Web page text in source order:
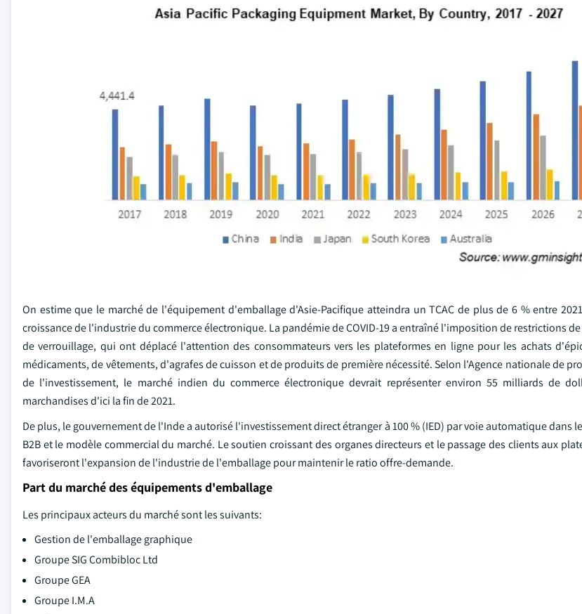
On estime que le marché de l'équipement d'emballage d'Asie-Pacifique atteindra un TCAC de plus de 6 % entre
croissance de l'industrie du commerce électronique. La pandémie de COVID-19 a entraîné l'imposition de restrictions
de verrouillage, qui ont déplacé l'attention des consommateurs vers les plateformes en ligne pour les achats
médicaments, de vêtements, d'agrafes de cuisson et de produits de première nécessité. Selon l'Agence nationale de
de l'investissement, le marché indien du commerce électronique devrait représenter environ 55 milliards de
marchandises d'ici la fin de 2021.
De plus, le gouvernement de l'Inde a autorisé l'investissement direct étranger à 100 % (IED) par voie automatique dans
B2B et le modèle commercial du marché. Le soutien croissant des organes directeurs et le passage des clients aux
favoriseront l'expansion de l'industrie de l'emballage pour maintenir le ratio offre-demande.
Part du marché des équipements d'emballage
Les principaux acteurs du marché sont les suivants:
Gestion de l'emballage graphique
Groupe SIG Combibloc Ltd
Groupe GEA
Groupe I.M.A